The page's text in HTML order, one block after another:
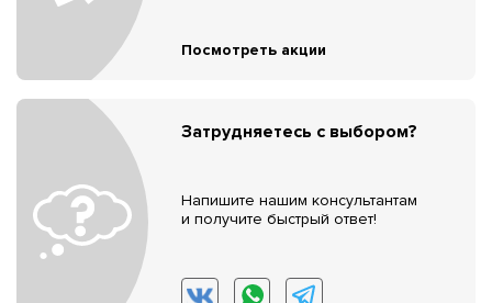
Посмотреть акции
Затрудняетесь с выбором?
Напишите нашим консультантам
и получите быстрый ответ!